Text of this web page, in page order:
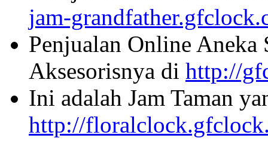
jam-
Penjualan Online Aneka
Aksesorisnya di http://
Ini adalah Jam Taman
http://